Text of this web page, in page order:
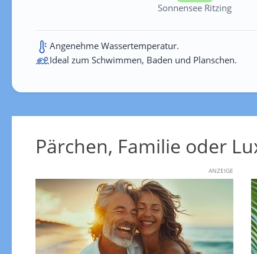
Sonnensee Ritzing
Angenehme Wassertemperatur.
Ideal zum Schwimmen, Baden und Planschen.
Pärchen, Familie oder
ANZEIGE